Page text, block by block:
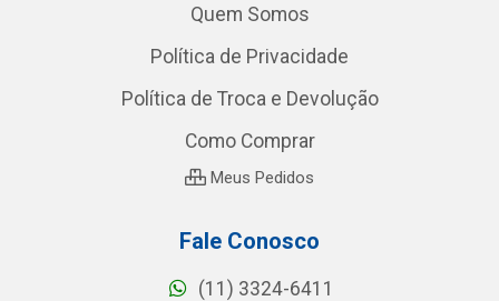
Quem Somos
Política de Privacidade
Política de Troca e Devolução
Como Comprar
Meus Pedidos
Fale Conosco
(11) 3324-6411